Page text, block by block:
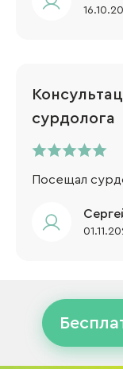
сурдолога
Посещал